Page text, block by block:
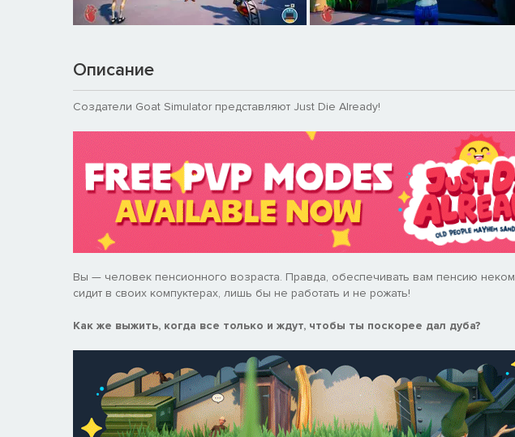
Описание
Создатели Goat Simulator представляют Just Die Already!
Вы — человек пенсионного возраста. Правда, обеспечивать вам пенсию
сидит в своих компуктерах, лишь бы не работать и не рожать!
Как же выжить, когда все только и ждут, чтобы ты поскорее дал дуба?